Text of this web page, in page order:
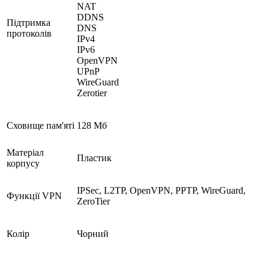
Підтримка
протоколів
NAT
DDNS
DNS
IPv4
IPv6
OpenVPN
UPnP
WireGuard
Zerotier
Сховище пам'яті 128 Мб
Матеріал
корпусу
Пластик
Функції VPN
IPSec, L2TP, OpenVPN, PPTP, WireGuard,
ZeroTier
Колір Чорний